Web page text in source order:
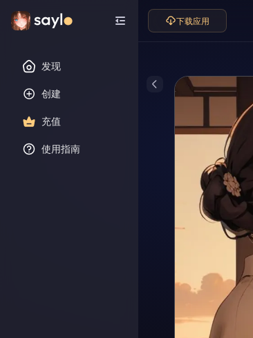
发现
创建
充值
使用指南
下载应用